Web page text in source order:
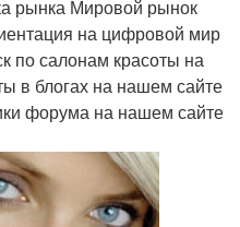
рынка Мировой рынок
на цифровой мир
по салонам красоты на
в блогах на нашем сайте
форума на нашем сайте